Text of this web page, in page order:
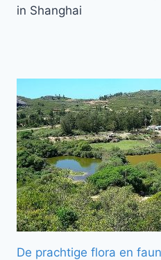
in Shanghai
De prachtige flora en